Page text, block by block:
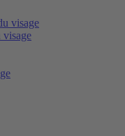
visage
visage